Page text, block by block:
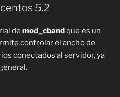
5.2
de mod_cbandque es un
controlar el ancho de
conectados al servidor, ya